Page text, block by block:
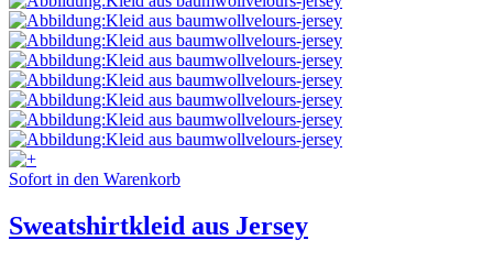
Sofort in den Warenkorb
Sweatshirtkleid aus Jersey